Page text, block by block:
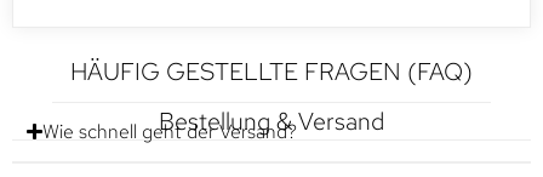
HÄUFIG GESTELLTE FRAGEN (FAQ)
Bestellung & Versand
Wie schnell geht der Versand?